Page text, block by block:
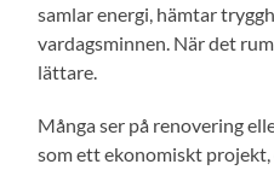
samlar energi, hämtar
vardagsminnen. När det
lättare.
Många ser på renovering
som ett ekonomiskt